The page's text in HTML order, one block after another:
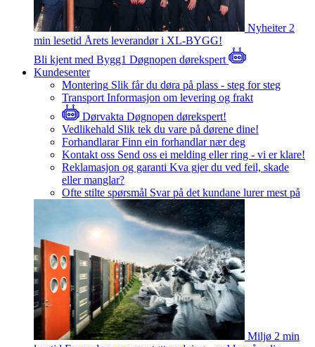
Nyheiter 2
min lesetid Årets leverandør i XL-BYGG!
Bli kjent med Bygg1 Døgnopen dørekspert
Kundesenter
Montering Slik får du døra på plass - steg for steg
Transport Informasjon om levering og frakt
Dørvakta Døgnopen dørekspert!
Vedlikehald Slik tek du vare på dørene dine!
Forhandlarar Finn ein forhandlar nær deg
Kontakt oss Send oss ei melding eller ring - vi er klare!
Reklamasjon og garanti Kva gjer du ved feil, skade
eller manglar?
Ofte stilte spørsmål Svar på det kundane lurer mest på
Miljø 2 min